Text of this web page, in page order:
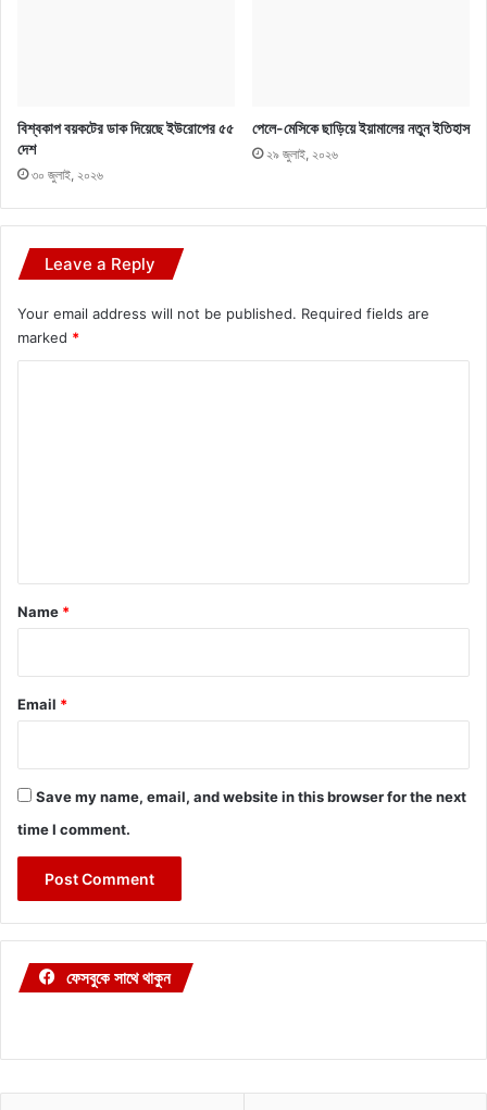
বিশ্বকাপ বয়কটের ডাক দিয়েছে ইউরোপের ৫৫
দেশ
৩০ জুলাই, ২০২৬
পেলে-মেসিকে ছাড়িয়ে ইয়ামালের নতুন ইতিহাস
২৯ জুলাই, ২০২৬
Leave a Reply
Your email address will not be published. Required fields are
marked *
*
Name *
Email *
Save my name, email, and website in this browser for the next
time I comment.
ফেসবুকে সাথে থাকুন